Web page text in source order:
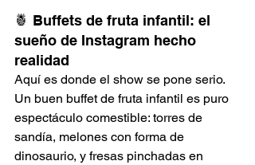
🍍 Buffets de fruta infantil: el
sueño de Instagram hecho
realidad
Aquí es donde el show se pone serio.
Un buen buffet de fruta infantil es puro
espectáculo comestible: torres de
sandía, melones con forma de
dinosaurio, y fresas pinchadas en